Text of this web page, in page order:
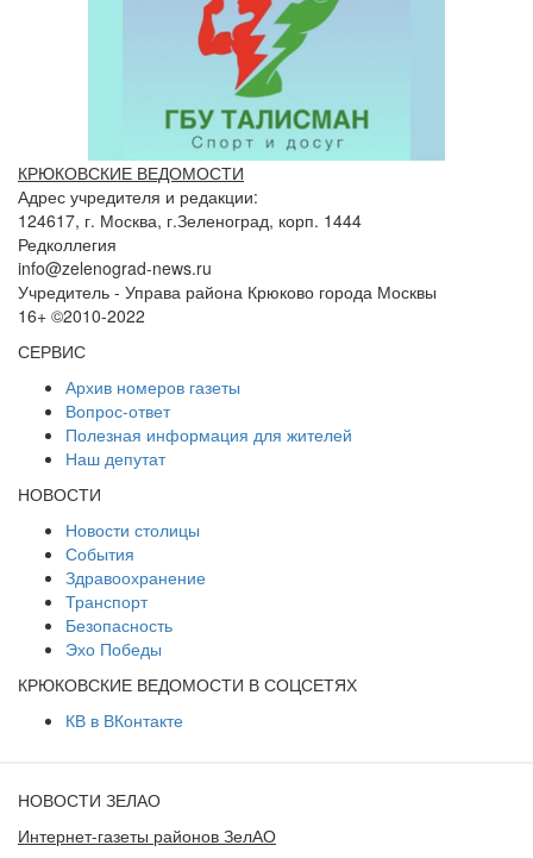
КРЮКОВСКИЕ ВЕДОМОСТИ
Адрес учредителя и редакции:
124617, г. Москва, г.Зеленоград, корп. 1444
Редколлегия
info@zelenograd-news.ru
Учредитель - Управа района Крюково города Москвы
16+ ©2010-2022
СЕРВИС
Архив номеров газеты
Вопрос-ответ
Полезная информация для жителей
Наш депутат
НОВОСТИ
Новости столицы
События
Здравоохранение
Транспорт
Безопасность
Эхо Победы
КРЮКОВСКИЕ ВЕДОМОСТИ В СОЦСЕТЯХ
КВ в ВКонтакте
НОВОСТИ ЗЕЛАО
Интернет-газеты районов ЗелАО